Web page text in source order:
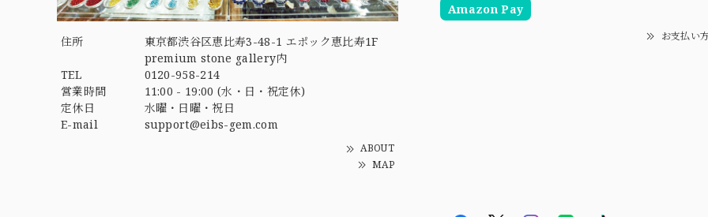
住所
東京都渋谷区恵比寿3-48-1 エポック恵比寿1F
premium stone gallery内
TEL
0120-958-214
営業時間
11:00 - 19:00 (水・日・祝定休)
定休日
水曜・日曜・祝日
E-mail
support@eibs-gem.com
ABOUT
MAP
Amazon Pay
お支払い